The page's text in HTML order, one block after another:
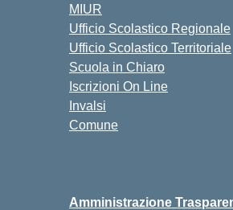
MIUR
Ufficio Scolastico Regionale
Ufficio Scolastico Territoriale
Scuola in Chiaro
Iscrizioni On Line
Invalsi
Comune
Amministrazione